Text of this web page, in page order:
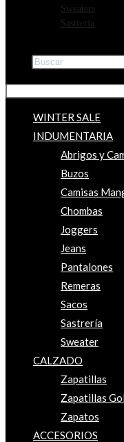
Sweaters
Sastreria
WINTER SALE
INDUMENTARIA
Abrigos y
Buzos
Camisas
Chombas
Joggers
Jeans
Pantalones
Remeras
Sacos
Sastrería
Sweater
CALZADO
Zapatillas
Zapatillas
Zapatos
ACCESORIOS